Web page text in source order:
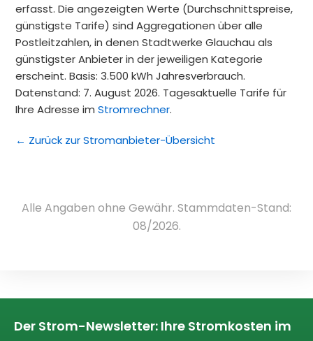
erfasst. Die angezeigten Werte (Durchschnittspreise,
günstigste Tarife) sind Aggregationen über alle
Postleitzahlen, in denen Stadtwerke Glauchau als
günstigster Anbieter in der jeweiligen Kategorie
erscheint. Basis: 3.500 kWh Jahresverbrauch.
Datenstand: 7. August 2026. Tagesaktuelle Tarife für
Ihre Adresse imStromrechner.
← Zurück zur Stromanbieter-Übersicht
Alle Angaben ohne Gewähr. Stammdaten-Stand:
08/2026.
Der Strom-Newsletter: Ihre Stromkosten im